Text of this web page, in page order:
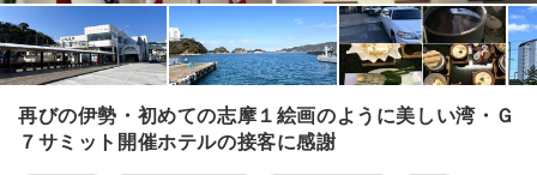
再びの伊勢・初めての志摩１絵画のように美しい湾・Ｇ
７サミット開催ホテルの接客に感謝